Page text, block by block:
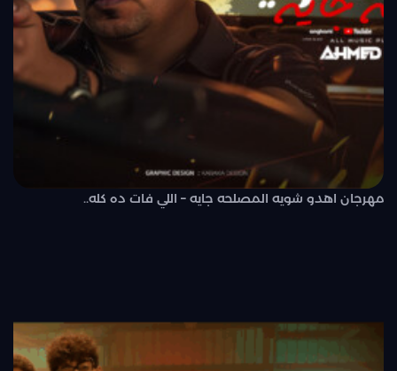
مهرجان اهدو شويه المصلحه جايه – اللي فات ده كله..